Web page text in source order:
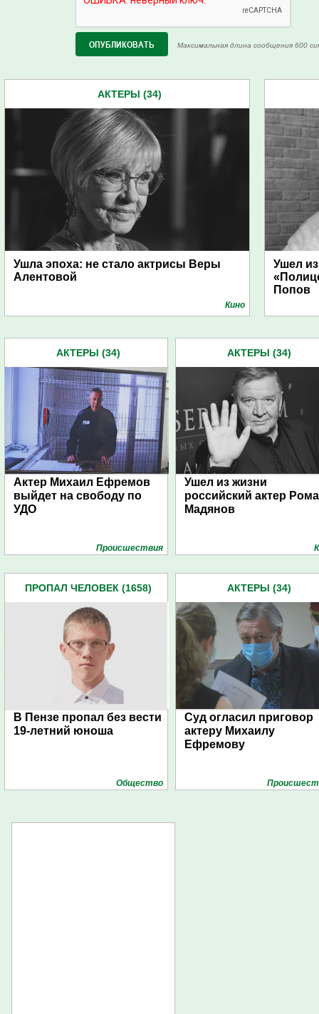
Максимальная длина сообщения 600
АКТЕРЫ (34)
Ушла эпоха: не стало актрисы Веры
Алентовой
Кино
Ушел
Попов
АКТЕРЫ (34)
Актер Михаил Ефремов
выйдет на свободу по
УДО
Проиcшествия
АКТЕРЫ (34)
Ушел из жизни
российский актер
Мадянов
ПРОПАЛ ЧЕЛОВЕК (1658)
В Пензе пропал без вести
19-летний юноша
Общество
АКТЕРЫ (34)
Суд огласил приговор
актеру Михаилу
Ефремову